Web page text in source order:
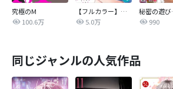
究極のM
100.6万
【フルカラー】私たちは性欲が我慢できない。
5.0万
990
同じジャンルの人気作品